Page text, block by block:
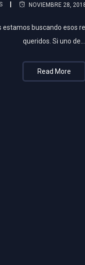
NOVIEMBRE 28,
buscando esos
queridos. Si uno de…
Read More